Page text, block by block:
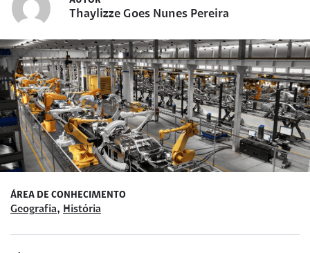
Thaylizze Goes Nunes Pereira
ÁREA DE CONHECIMENTO
Geografia, História